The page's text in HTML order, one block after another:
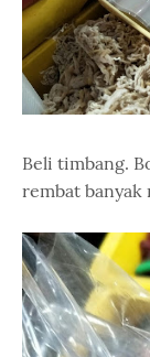
Beli timbang.
rembat banyak